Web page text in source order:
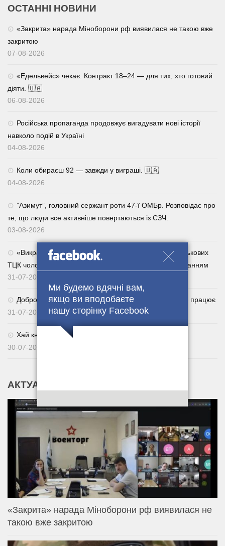
Ми будемо вдячні вам,
якщо ви вподобаєте
нашу сторінку Facebook
ОСТАННІ НОВИНИ
«Закрита» нарада Міноборони рф виявилася не такою вже
закритою
07-08-2026
«Едельвейс» чекає. Контракт 18–24 — для тих, хто готовий
діяти. 🇺🇦
06-08-2026
Російська пропаганда продовжує вигадувати нові історії
навколо подій в Україні
04-08-2026
Коли обираєш 92 — завжди у виграші. 🇺🇦
04-08-2026
⁨”Азимут”, головний сержант роти 47-ї ОМБр. Розповідає про
те, що люди все активніше повертаються із СЗЧ.
03-08-2026
«Викрадатиму їхніх родичів»: за погрози сім’ям військових
ТЦК чоловік отримав п’ять років із дворічним випробуванням
31-07-2026
Добровільне повернення із СЗЧ через Армія+: як це працює
31-07-2026
Хай квітне українське поле. 🌾🇺🇦
30-07-2026
АКТУАЛЬНІ НОВИНИ
«Закрита» нарада Міноборони рф виявилася не
такою вже закритою